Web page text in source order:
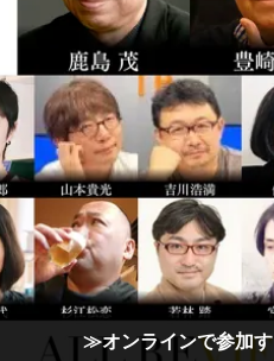
≫オンラインで参加